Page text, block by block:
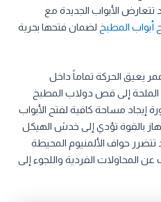
تتعارض الأبواب الجديدة مع
أبواب المطبخ لضمان فتحها بحرية
يعيق الحركة تماماً داخل
الملحة إلى قص دولاب المطبخ
إيجاد مساحة كافية لفتح الأبواب
بالقوة تؤدي إلى خدش الهيكل
حواف الألمنيوم المحيطة
المحاولات الفردية واللجوء إلى